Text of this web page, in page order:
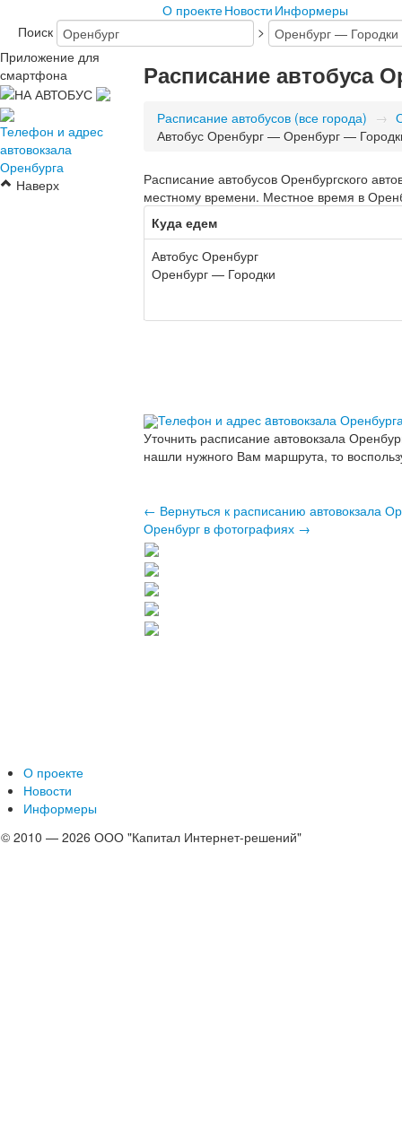
О проектеНовости Информеры
Поиск
>
Приложение для
смартфона
Телефон и адрес
автовокзала
Оренбурга
Наверх
Расписание автобуса
Расписание автобусов (все города) →
Автобус Оренбург — Оренбург —
Расписание автобусов Оренбургского
местному времени. Местное время в
Куда едем
Автобус Оренбург
Оренбург — Городки
Телефон и адрес aвтовокзала
Уточнить расписание автовокзала
нашли нужного Вам маршрута, то
← Вернуться к расписанию автовокзала
Оренбург в фотографиях →
О проекте
Новости
Информеры
© 2010 — 2026 ООО "Капитал Интернет-решений"